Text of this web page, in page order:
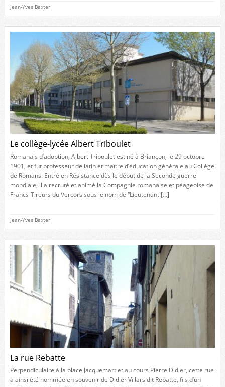
Jean-Yves Baxter
Le collège-lycée Albert Triboulet
Romanais d’adoption, Albert Triboulet est né à Briançon, le 29 octobre
1901, et fut professeur de latin et maître d’éducation générale au Collège
de Romans. Entré en Résistance dès le début de la Seconde guerre
mondiale, il a recruté et animé la Compagnie romanaise et péageoise de
Francs-Tireurs du Vercors sous le nom de “Lieutenant […]
Jean-Yves Baxter
La rue Rebatte
Perpendiculaire à la place Jacquemart et au cours Pierre Didier, cette rue
a ainsi été nommée en souvenir de Didier Villars dit Rebatte, fils d’un